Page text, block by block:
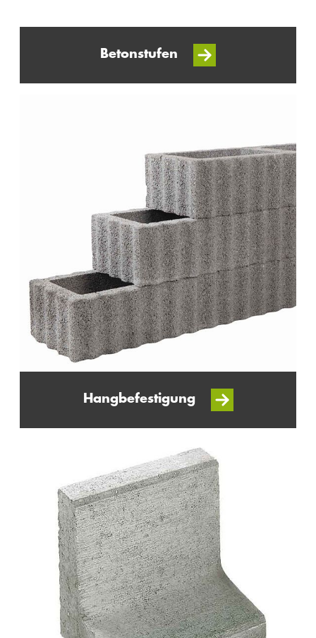
Betonstufen
Hangbefestigung